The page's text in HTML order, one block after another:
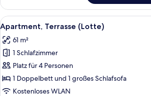
Terrasse
(Moewe)
Alle
Fotos
für
Apartment,
Terrasse
(Lotte)
anzeigen
Apartment,
6
Apartment, Terrasse (Lotte)
61 m²
1 Schlafzimmer
Platz für 4 Personen
1 Doppelbett und 1 großes Schlafsofa
Kostenloses WLAN